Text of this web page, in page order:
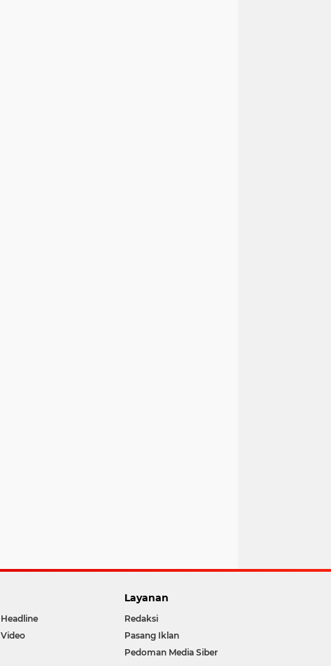
Headline
Video
Layanan
Redaksi
Pasang Iklan
Pedoman Media Siber